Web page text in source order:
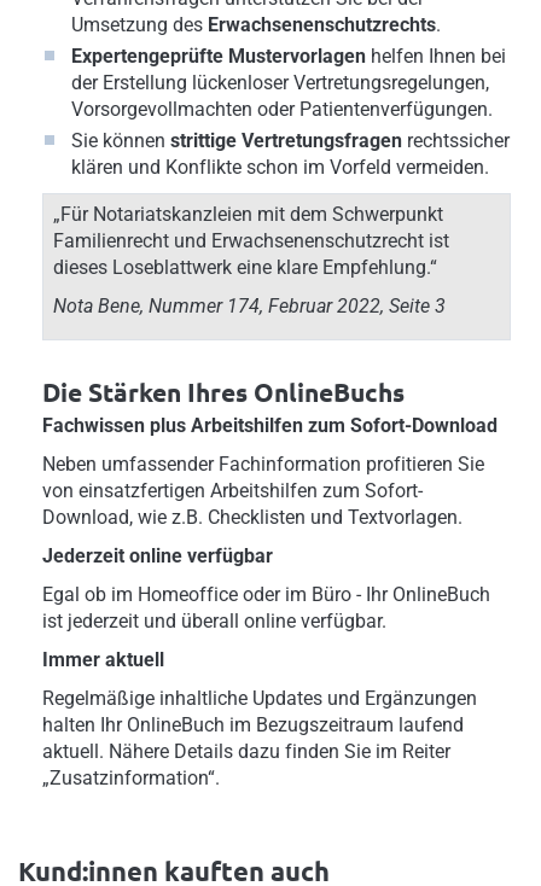
Umsetzung des Erwachsenenschutzrechts.
Expertengeprüfte Mustervorlagen helfen Ihnen bei
der Erstellung lückenloser Vertretungsregelungen,
Vorsorgevollmachten oder Patientenverfügungen.
Sie können strittige Vertretungsfragen rechtssicher
klären und Konflikte schon im Vorfeld vermeiden.
„Für Notariatskanzleien mit dem Schwerpunkt
Familienrecht und Erwachsenenschutzrecht ist
dieses Loseblattwerk eine klare Empfehlung.“
Nota Bene, Nummer 174, Februar 2022, Seite 3
Die Stärken Ihres OnlineBuchs
Fachwissen plus Arbeitshilfen zum Sofort-Download
Neben umfassender Fachinformation profitieren Sie
von einsatzfertigen Arbeitshilfen zum Sofort-
Download, wie z.B. Checklisten und Textvorlagen.
Jederzeit online verfügbar
Egal ob im Homeoffice oder im Büro - Ihr OnlineBuch
ist jederzeit und überall online verfügbar.
Immer aktuell
Regelmäßige inhaltliche Updates und Ergänzungen
halten Ihr OnlineBuch im Bezugszeitraum laufend
aktuell. Nähere Details dazu finden Sie im Reiter
„Zusatzinformation“.
Kund:innen kauften auch